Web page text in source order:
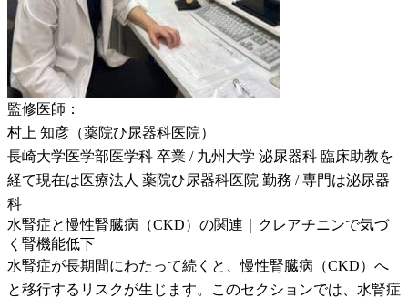
監修医師：
村上 知彦（薬院ひ尿器科医院）
長崎大学医学部医学科 卒業 / 九州大学 泌尿器科 臨床助教を
経て現在は医療法人 薬院ひ尿器科医院 勤務 / 専門は泌尿器
科
水腎症と慢性腎臓病（CKD）の関連｜クレアチニンで気づ
く腎機能低下
水腎症が長期間にわたって続くと、慢性腎臓病（CKD）へ
と移行するリスクが生じます。このセクションでは、水腎症